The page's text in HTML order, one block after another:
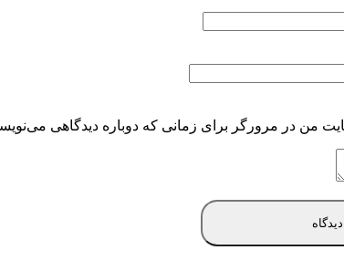
من در مرورگر برای زمانی که دوباره دیدگاهی